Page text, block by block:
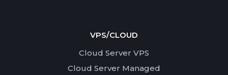
VPS/CLOUD
Cloud Server VPS
Cloud Server Managed